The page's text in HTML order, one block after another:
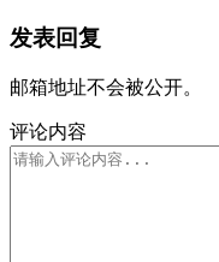
发表回复
邮箱地址不会被公开。
评论内容